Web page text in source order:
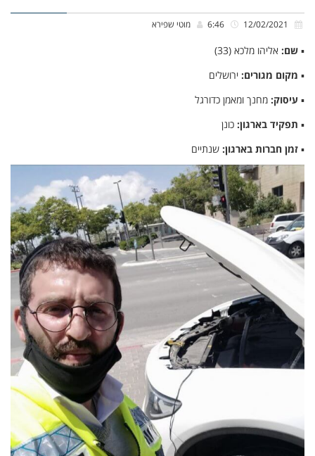
מוטי שפירא
▪ שם: אליהו מלכא (33)
▪ מקום מגורים: ירושלים
▪ עיסוק: מחנך ומאמן כדורגל
▪ תפקיד בארגון: כונן
▪ זמן חברות בארגון: שנתיים